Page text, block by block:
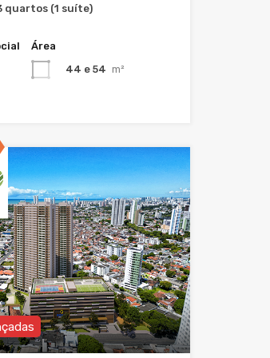
quartos (1 suíte)
Área
44 e 54 m²